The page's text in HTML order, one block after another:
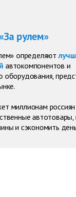
рулем»
определяют
автокомпонентов и
оборудования,
миллионам
автотовары,
и сэкономить